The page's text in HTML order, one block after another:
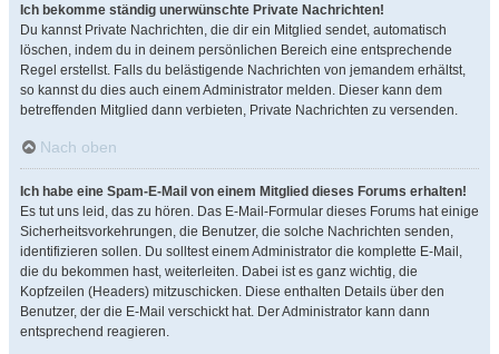
Ich bekomme ständig unerwünschte Private Nachrichten!
Du kannst Private Nachrichten, die dir ein Mitglied sendet, automatisch
löschen, indem du in deinem persönlichen Bereich eine entsprechende
Regel erstellst. Falls du belästigende Nachrichten von jemandem erhältst,
so kannst du dies auch einem Administrator melden. Dieser kann dem
betreffenden Mitglied dann verbieten, Private Nachrichten zu versenden.
Nach oben
Ich habe eine Spam-E-Mail von einem Mitglied dieses Forums erhalten!
Es tut uns leid, das zu hören. Das E-Mail-Formular dieses Forums hat einige
Sicherheitsvorkehrungen, die Benutzer, die solche Nachrichten senden,
identifizieren sollen. Du solltest einem Administrator die komplette E-Mail,
die du bekommen hast, weiterleiten. Dabei ist es ganz wichtig, die
Kopfzeilen (Headers) mitzuschicken. Diese enthalten Details über den
Benutzer, der die E-Mail verschickt hat. Der Administrator kann dann
entsprechend reagieren.